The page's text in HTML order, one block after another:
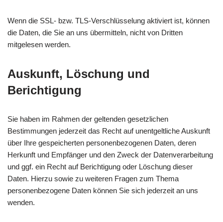
Wenn die SSL- bzw. TLS-Verschlüsselung aktiviert ist, können
die Daten, die Sie an uns übermitteln, nicht von Dritten
mitgelesen werden.
Auskunft, Löschung und
Berichtigung
Sie haben im Rahmen der geltenden gesetzlichen
Bestimmungen jederzeit das Recht auf unentgeltliche Auskunft
über Ihre gespeicherten personenbezogenen Daten, deren
Herkunft und Empfänger und den Zweck der Datenverarbeitung
und ggf. ein Recht auf Berichtigung oder Löschung dieser
Daten. Hierzu sowie zu weiteren Fragen zum Thema
personenbezogene Daten können Sie sich jederzeit an uns
wenden.